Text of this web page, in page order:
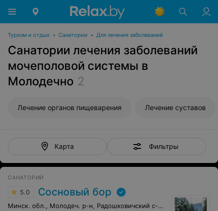
Туризм и отдых • Санатории • Для лечения заболеваний
Санатории лечения заболеваний
мочеполовой системы в
Молодечно 2
Лечение органов пищеварения Лечение суставов
Карта Фильтры
САНАТОРИЙ
5.0 Сосновый бор
Минск. обл., Молодеч. р-н, Радошковичский c-с, 1